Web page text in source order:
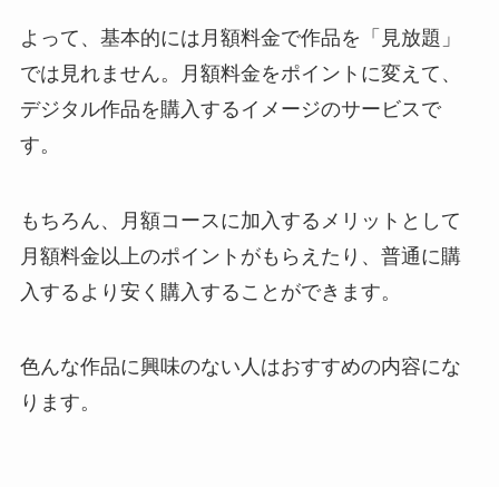
よって、基本的には月額料金で作品を「見放題」
では見れません。月額料金をポイントに変えて、
デジタル作品を購入するイメージのサービスで
す。
もちろん、月額コースに加入するメリットとして
月額料金以上のポイントがもらえたり、普通に購
入するより安く購入することができます。
色んな作品に興味のない人はおすすめの内容にな
ります。